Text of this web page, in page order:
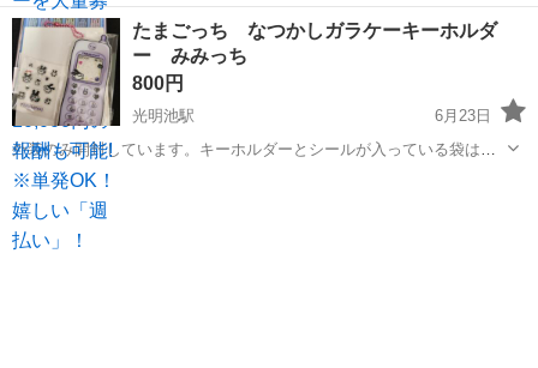
大級の品揃えを誇るAmazon（アマゾン）が、 Amazon Flex（アマゾ
ンフレックス）のデリバリーパートナーを募集中！ Amazon Flex (ア...
大阪 堺市 光明池駅 物流
たまごっち なつかしガラケーキーホルダ
ー みみっち
800円
光明池駅
6月23日
外装のみ開封しています。キーホルダーとシールが入っている袋は未
開封です。 引き取りに来ていただける方のみお願いします☆
大阪 堺市